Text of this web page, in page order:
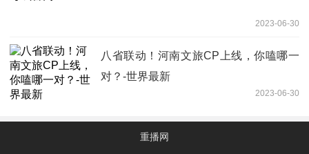
2023-06-30
八省联动！河南文旅CP上线，你嗑哪一
对？-世界最新
2023-06-30
重播网